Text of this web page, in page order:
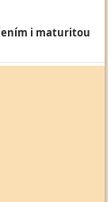
i maturitou